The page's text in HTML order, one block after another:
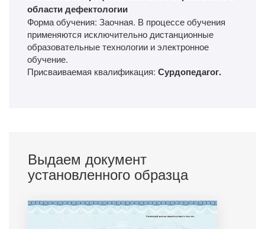
области дефектологии
Форма обучения: Заочная. В процессе обучения
применяются исключительно дистанционные
образовательные технологии и электронное
обучение.
Присваиваемая квалификация: Сурдопедагог.
Выдаем документ
установленного образца